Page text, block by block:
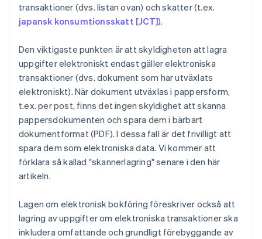
transaktioner (dvs. listan ovan) och skatter (t.ex.
japansk konsumtionsskatt [JCT]).
Den viktigaste punkten är att skyldigheten att lagra
uppgifter elektroniskt endast gäller elektroniska
transaktioner (dvs. dokument som har utväxlats
elektroniskt). När dokument utväxlas i pappersform,
t.ex. per post, finns det ingen skyldighet att skanna
pappersdokumenten och spara dem i bärbart
dokumentformat (PDF). I dessa fall är det frivilligt att
spara dem som elektroniska data. Vi kommer att
förklara så kallad "skannerlagring" senare i den här
artikeln.
Lagen om elektronisk bokföring föreskriver också att
lagring av uppgifter om elektroniska transaktioner ska
inkludera omfattande och grundligt förebyggande av